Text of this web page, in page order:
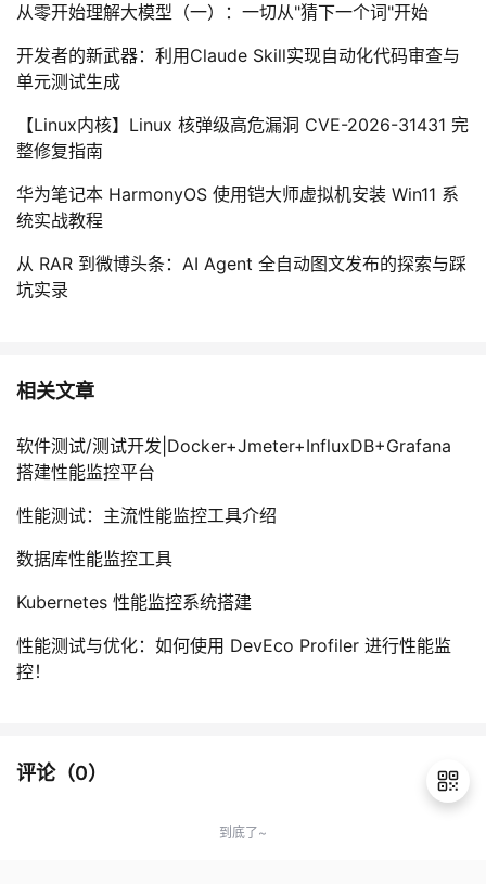
从零开始理解大模型（一）：一切从"猜下一个词"开始
开发者的新武器：利用Claude Skill实现自动化代码审查与
单元测试生成
【Linux内核】Linux 核弹级高危漏洞 CVE-2026-31431 完
整修复指南
华为笔记本 HarmonyOS 使用铠大师虚拟机安装 Win11 系
统实战教程
从 RAR 到微博头条：AI Agent 全自动图文发布的探索与踩
坑实录
相关文章
软件测试/测试开发|Docker+Jmeter+InfluxDB+Grafana
搭建性能监控平台
性能测试：主流性能监控工具介绍
数据库性能监控工具
Kubernetes 性能监控系统搭建
性能测试与优化：如何使用 DevEco Profiler 进行性能监
控！
评论（0）
到底了~